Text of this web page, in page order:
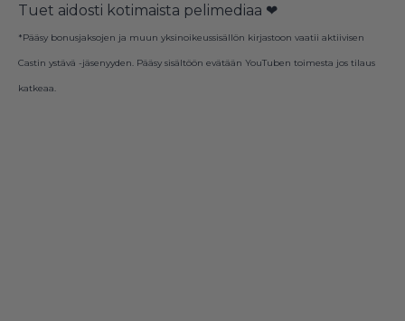
Tuet aidosti kotimaista pelimediaa ❤
*Pääsy bonusjaksojen ja muun yksinoikeussisällön kirjastoon vaatii aktiivisen
Castin ystävä -jäsenyyden. Pääsy sisältöön evätään YouTuben toimesta jos tilaus
katkeaa.